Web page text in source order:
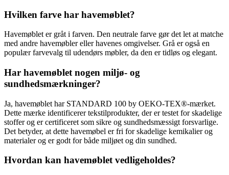
Hvilken farve har havemøblet?
Havemøblet er gråt i farven. Den neutrale farve gør det let at matche
med andre havemøbler eller havenes omgivelser. Grå er også en
populær farvevalg til udendørs møbler, da den er tidløs og elegant.
Har havemøblet nogen miljø- og
sundhedsmærkninger?
Ja, havemøblet har STANDARD 100 by OEKO-TEX®-mærket.
Dette mærke identificerer tekstilprodukter, der er testet for skadelige
stoffer og er certificeret som sikre og sundhedsmæssigt forsvarlige.
Det betyder, at dette havemøbel er fri for skadelige kemikalier og
materialer og er godt for både miljøet og din sundhed.
Hvordan kan havemøblet vedligeholdes?